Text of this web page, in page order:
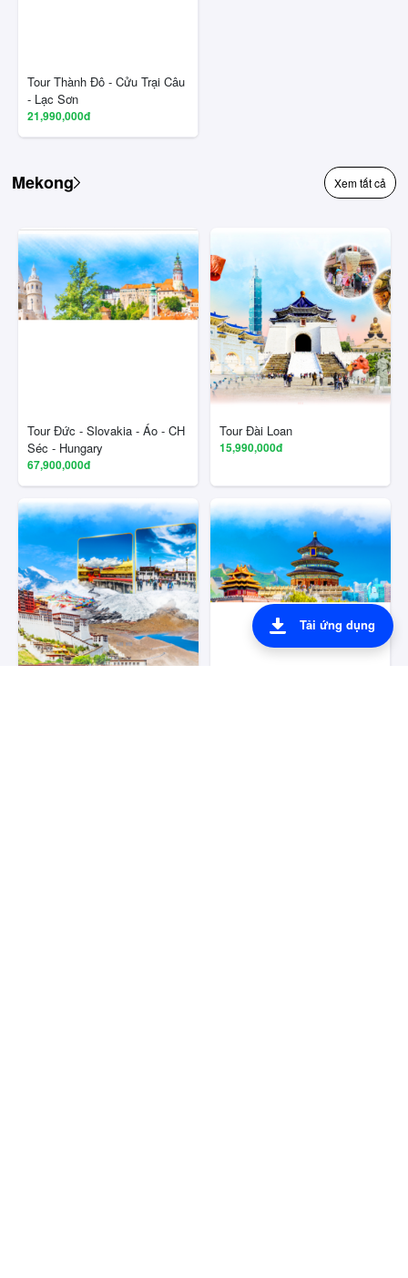
Tour Thành Đô - Cửu Trại Câu
- Lạc Sơn
21,990,000đ
Mekong Xem tất cả
Tour Đức - Slovakia - Áo - CH
Séc - Hungary
67,900,000đ
Tour Đài Loan
15,990,000đ
Tải ứng dụng